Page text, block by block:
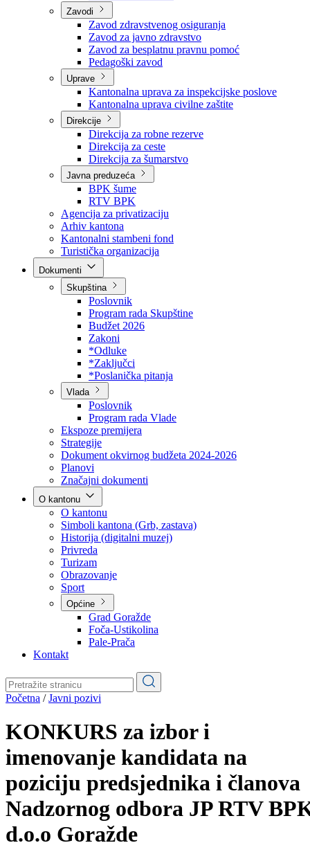
Centar za socijalni rad
Dom za stara i iznemogla lica
Kantonalna bolnica
Zavodi
Zavod zdravstvenog osiguranja
Zavod za javno zdravstvo
Zavod za besplatnu pravnu pomoć
Pedagoški zavod
Uprave
Kantonalna uprava za inspekcijske poslove
Kantonalna uprava civilne zaštite
Direkcije
Direkcija za robne rezerve
Direkcija za ceste
Direkcija za šumarstvo
Javna preduzeća
BPK šume
RTV BPK
Agencija za privatizaciju
Arhiv kantona
Kantonalni stambeni fond
Turistička organizacija
Skupština
Poslovnik
Program rada Skupštine
Budžet 2026
Zakoni
*Odluke
*Zaključci
*Poslanička pitanja
Vlada
Poslovnik
Program rada Vlade
Ekspoze premijera
Strategije
Dokument okvirnog budžeta 2024-2026
Planovi
Značajni dokumenti
O kantonu
O kantonu
Simboli kantona (Grb, zastava)
Historija (digitalni muzej)
Privreda
Turizam
Obrazovanje
Općine
Pale-Prača
Kontakt
Početna/Javni pozivi
KONKURS za izbor i
imenovanje kandidata na
poziciju predsjednika i članova